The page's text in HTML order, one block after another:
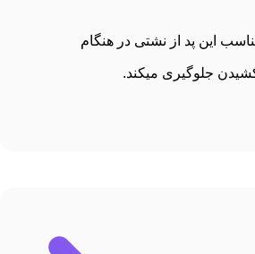
این پد از نشتی در هنگام
جلوگیری میکند.